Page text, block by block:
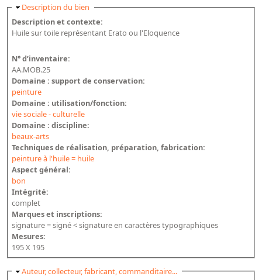
Masquer
Description du bien
Description et contexte:
Huile sur toile représentant Erato ou l'Eloquence
N° d’inventaire:
AA.MOB.25
Domaine : support de conservation:
peinture
Domaine : utilisation/fonction:
vie sociale - culturelle
Domaine : discipline:
beaux-arts
Techniques de réalisation, préparation, fabrication:
peinture à l'huile = huile
Aspect général:
bon
Intégrité:
complet
Marques et inscriptions:
signature = signé < signature en caractères typographiques
Mesures:
195 X 195
Masquer
Auteur, collecteur, fabricant, commanditaire...